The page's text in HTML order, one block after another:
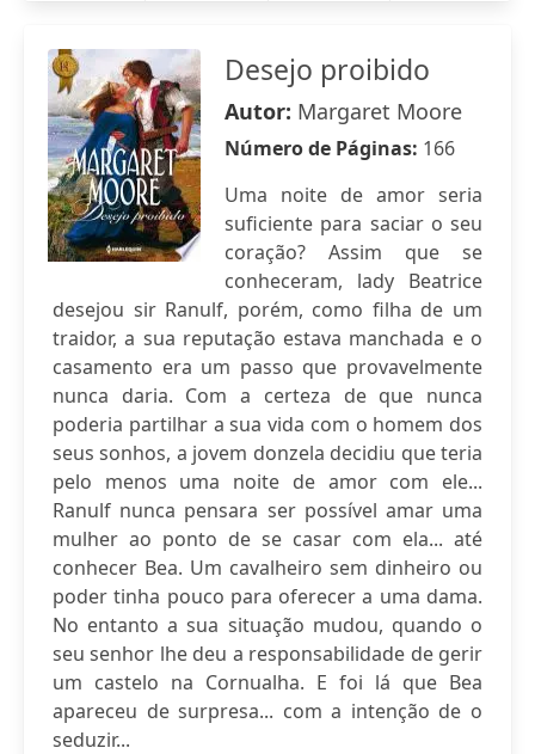
Desejo proibido
Autor: Margaret Moore
Número de Páginas: 166
Uma noite de amor seria
suficiente para saciar o seu
coração? Assim que se
conheceram, lady Beatrice
desejou sir Ranulf, porém, como filha de um
traidor, a sua reputação estava manchada e o
casamento era um passo que provavelmente
nunca daria. Com a certeza de que nunca
poderia partilhar a sua vida com o homem dos
seus sonhos, a jovem donzela decidiu que teria
pelo menos uma noite de amor com ele...
Ranulf nunca pensara ser possível amar uma
mulher ao ponto de se casar com ela... até
conhecer Bea. Um cavalheiro sem dinheiro ou
poder tinha pouco para oferecer a uma dama.
No entanto a sua situação mudou, quando o
seu senhor lhe deu a responsabilidade de gerir
um castelo na Cornualha. E foi lá que Bea
apareceu de surpresa... com a intenção de o
seduzir...